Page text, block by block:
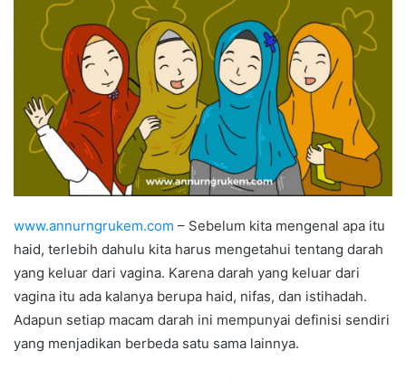
www.annurngrukem.com – Sebelum kita mengenal apa itu
haid, terlebih dahulu kita harus mengetahui tentang darah
yang keluar dari vagina. Karena darah yang keluar dari
vagina itu ada kalanya berupa haid, nifas, dan istihadah.
Adapun setiap macam darah ini mempunyai definisi sendiri
yang menjadikan berbeda satu sama lainnya.